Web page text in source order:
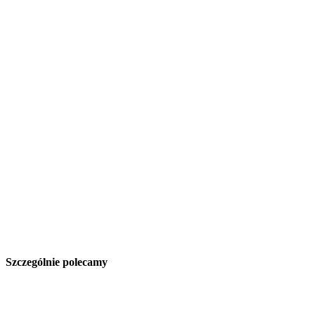
Szczególnie polecamy